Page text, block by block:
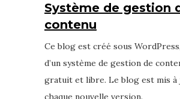
Système de gestion
contenu
Ce blog est créé sous
d’un système de gestion de
gratuit et libre. Le blog est mis à
chaque nouvelle version.